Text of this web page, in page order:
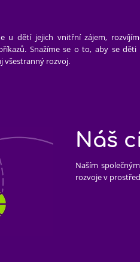
u dětí jejich vnitřní zájem,
Snažíme se o to, aby se
všestranný rozvoj.
Náš
Naším
rozvoje v